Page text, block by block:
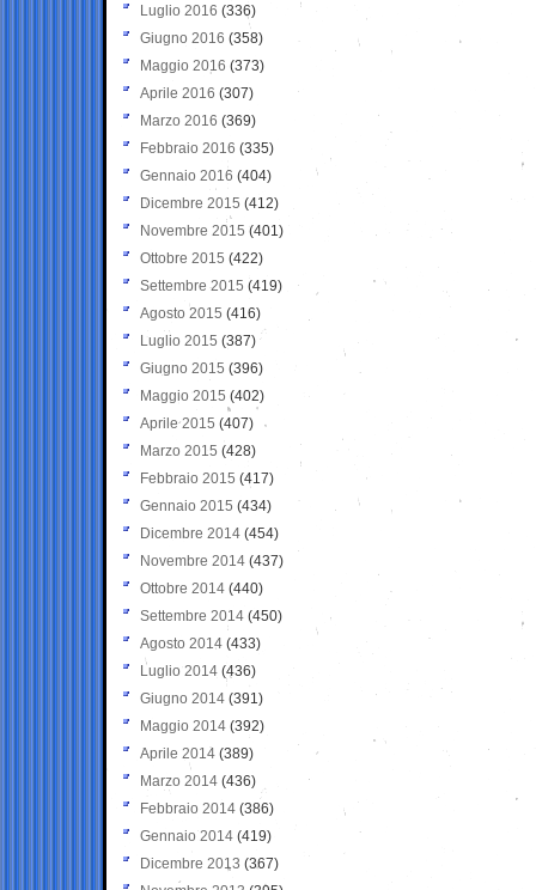
Luglio 2016 (336)
Giugno 2016 (358)
Maggio 2016 (373)
Aprile 2016 (307)
Marzo 2016 (369)
Febbraio 2016 (335)
Gennaio 2016 (404)
Dicembre 2015 (412)
Novembre 2015 (401)
Ottobre 2015 (422)
Settembre 2015 (419)
Agosto 2015 (416)
Luglio 2015 (387)
Giugno 2015 (396)
Maggio 2015 (402)
Aprile 2015 (407)
Marzo 2015 (428)
Febbraio 2015 (417)
Gennaio 2015 (434)
Dicembre 2014 (454)
Novembre 2014 (437)
Ottobre 2014 (440)
Settembre 2014 (450)
Agosto 2014 (433)
Luglio 2014 (436)
Giugno 2014 (391)
Maggio 2014 (392)
Aprile 2014 (389)
Marzo 2014 (436)
Febbraio 2014 (386)
Gennaio 2014 (419)
Dicembre 2013 (367)